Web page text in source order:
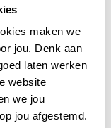
maken we
jou. Denk aan
laten werken
website
we jou
jou afgestemd.